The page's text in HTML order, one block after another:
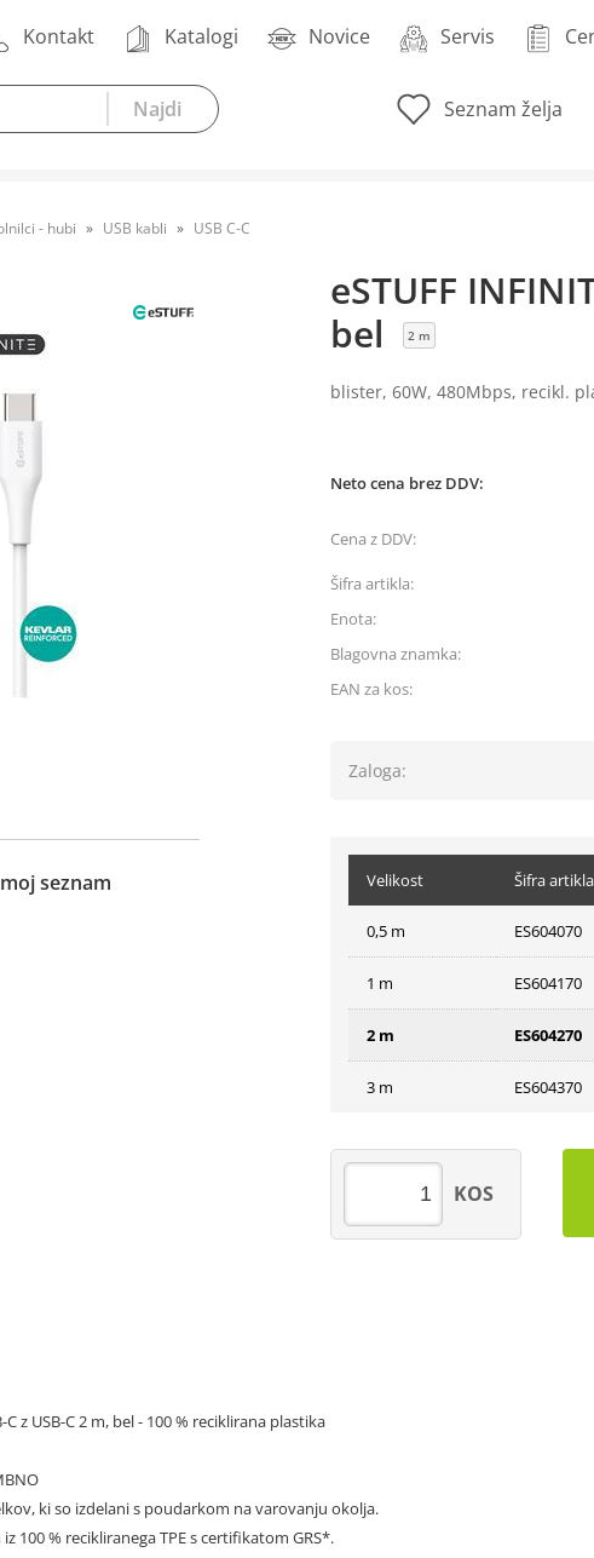
Kontakt Katalogi Novice Servis
Seznam želja
- hubi USB kabli USB C-C
eSTUFF
bel
2 m
blister, 60W, 480Mbps, recikl.
seznam
Neto cena brez DDV:
Cena z DDV:
Šifra artikla:
Enota:
Blagovna znamka:
EAN za kos:
Zaloga:
Velikost Šifra artikla
0,5 m ES604070
1 m ES604170
2 m ES604270
3 m ES604370
KOS
z USB-C 2 m, bel - 100 % reciklirana plastika
ki so izdelani s poudarkom na varovanju okolja.
100 % recikliranega TPE s certifikatom GRS*.